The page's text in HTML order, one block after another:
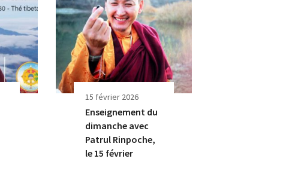
15 février 2026
Enseignement du
dimanche avec
Patrul Rinpoche,
le 15 février